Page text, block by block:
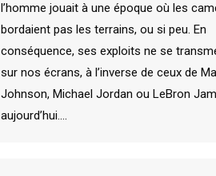
l’homme jouait à une époque où les
bordaient pas les terrains, ou si peu. En
conséquence, ses exploits ne se
sur nos écrans, à l’inverse de ceux de
Johnson, Michael Jordan ou LeBron
aujourd’hui.…